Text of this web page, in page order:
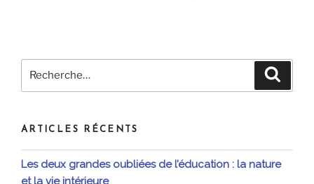
pour
ARTICLES RÉCENTS
Les deux grandes oubliées de l’éducation : la nature
et la vie intérieure